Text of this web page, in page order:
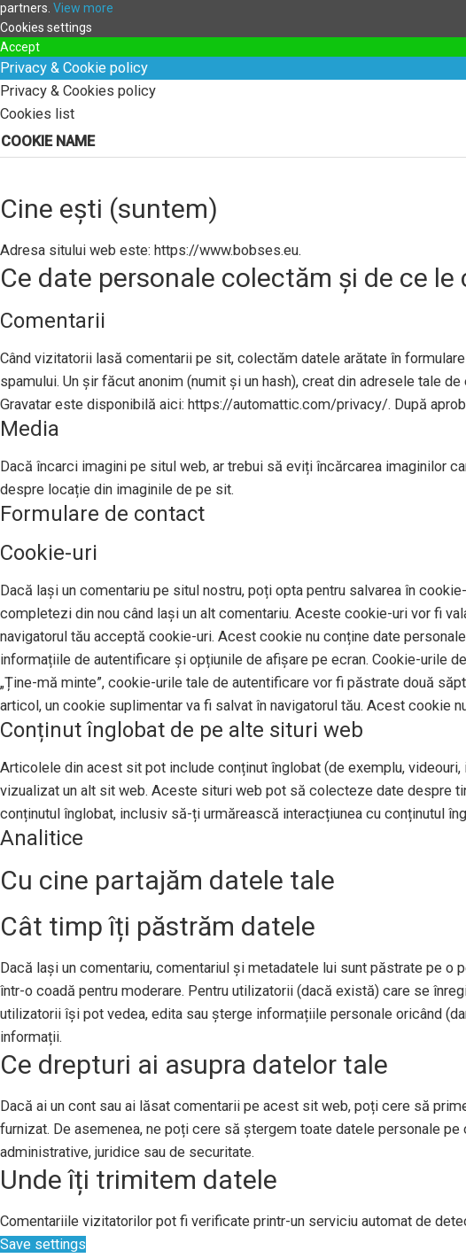
partners. View more
Cookies settings
Accept
Privacy & Cookie policy
Privacy & Cookies policy
Cookies list
COOKIE NAME
Cine ești (suntem)
Adresa sitului web este: https://www.bobses.eu.
Ce date personale colectăm și de ce le
Comentarii
Când vizitatorii lasă comentarii pe sit, colectăm datele arătate în
spamului. Un șir făcut anonim (numit și un hash), creat din adresele tale
Gravatar este disponibilă aici: https://automattic.com/privacy/. După
Media
Dacă încarci imagini pe situl web, ar trebui să eviți încărcarea imaginilor
despre locație din imaginile de pe sit.
Formulare de contact
Cookie-uri
Dacă lași un comentariu pe situl nostru, poți opta pentru salvarea în
completezi din nou când lași un alt comentariu. Aceste cookie-uri vor fi
navigatorul tău acceptă cookie-uri. Acest cookie nu conține date
informațiile de autentificare și opțiunile de afișare pe ecran. Cookie-urile
„Ține-mă minte”, cookie-urile tale de autentificare vor fi păstrate două
articol, un cookie suplimentar va fi salvat în navigatorul tău. Acest cookie
Conținut înglobat de pe alte situri web
Articolele din acest sit pot include conținut înglobat (de exemplu,
vizualizat un alt sit web. Aceste situri web pot să colecteze date despre
conținutul înglobat, inclusiv să-ți urmărească interacțiunea cu conținutul
Analitice
Cu cine partajăm datele tale
Cât timp îți păstrăm datele
Dacă lași un comentariu, comentariul și metadatele lui sunt păstrate pe
într-o coadă pentru moderare. Pentru utilizatorii (dacă există) care se
utilizatorii își pot vedea, edita sau șterge informațiile personale oricând
informații.
Ce drepturi ai asupra datelor tale
Dacă ai un cont sau ai lăsat comentarii pe acest sit web, poți cere să
furnizat. De asemenea, ne poți cere să ștergem toate datele personale
administrative, juridice sau de securitate.
Unde îți trimitem datele
Comentariile vizitatorilor pot fi verificate printr-un serviciu automat de
Save settings